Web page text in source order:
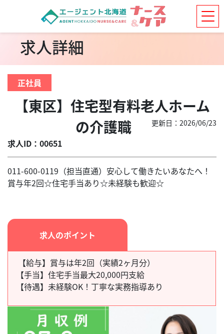
求人詳細
正社員
【東区】住宅型有料老人ホーム
の介護職
求人ID：00651
更新日：2026/06/23
011-600-0119（担当直通）安心して働きたいあなたへ！
賞与年2回☆住宅手当あり☆未経験も歓迎☆
求人のポイント
【給与】賞与は年2回（実績2ヶ月分）
【手当】 住宅手当最大20,000円支給
【待遇】 未経験OK！丁寧な実務指導あり